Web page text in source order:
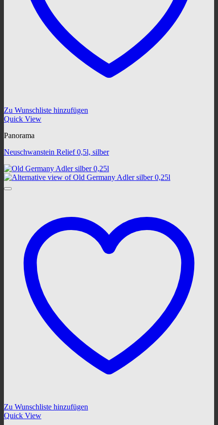
Zu Wunschliste hinzufügen
Quick View
Panorama
Neuschwanstein Relief 0,5l, silber
Zu Wunschliste hinzufügen
Quick View